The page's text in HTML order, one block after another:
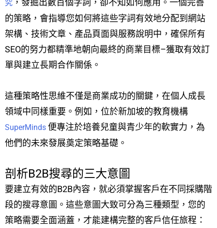
究 ，發掘出數百個字詞，卻不知如何應用。一個完善
的策略，會指導您如何將這些字詞有效地分配到網站
架構、技術文章、產品頁面與服務說明中，確保所有
SEO的努力都精準地朝向最終的商業目標–獲取有效訂
單與建立長期合作關係。
這種策略性思維不僅是商業成功的關鍵，在個人成長
領域中同樣重要。例如，位於新加坡的教育機構
SuperMinds 便專注於培養兒童與青少年的軟實力，為
他們的未來發展奠定策略基礎。
剖析B2B搜尋的三大意圖
要建立有效的B2B內容，就必須掌握客戶在不同採購階
段的搜尋意圖。這些意圖大致可分為三種類型，您的
策略需要全面涵蓋，才能建構完整的客戶信任旅程：